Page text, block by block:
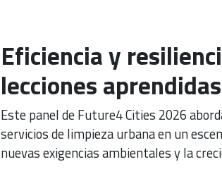
Eficiencia y
lecciones
Este panel de Future4 Cities 2026
servicios de limpieza urbana en un
nuevas exigencias ambientales y la